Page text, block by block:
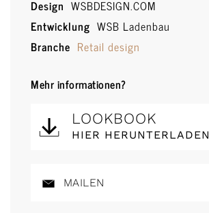
Design WSBDESIGN.COM
Entwicklung WSB Ladenbau
Branche Retail design
Mehr informationen?
LOOKBOOK
HIER HERUNTERLADEN
MAILEN